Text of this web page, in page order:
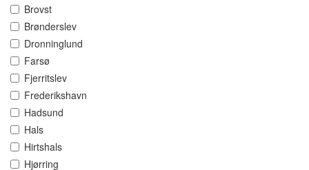
Brovst
Brønderslev
Dronninglund
Farsø
Fjerritslev
Frederikshavn
Hadsund
Hals
Hirtshals
Hjørring